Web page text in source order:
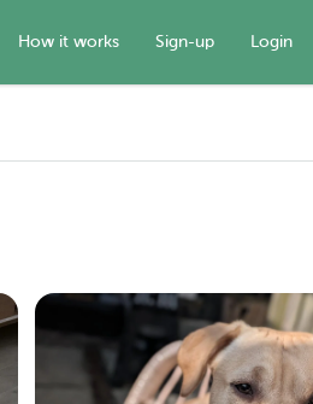
How it works Sign-up Login